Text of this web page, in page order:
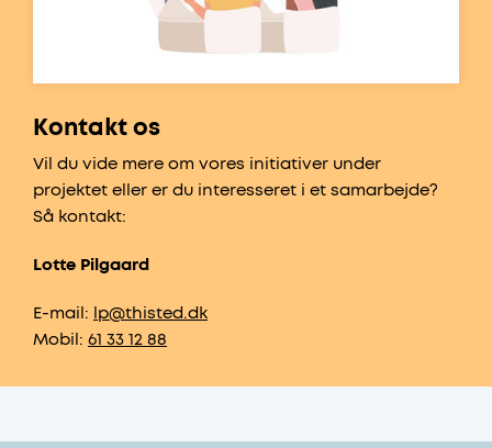
Kontakt os
Vil du vide mere om vores initiativer under
projektet eller er du interesseret i et samarbejde?
Så kontakt:
Lotte Pilgaard
E-mail:
lp@thisted.dk
Mobil: 61 33 12 88